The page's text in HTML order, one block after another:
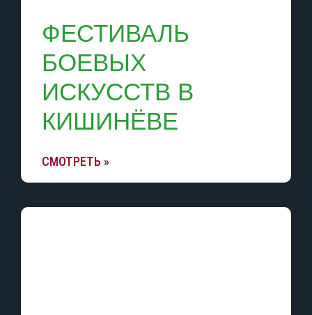
ФЕСТИВАЛЬ
БОЕВЫХ
ИСКУССТВ В
КИШИНЁВЕ
СМОТРЕТЬ »